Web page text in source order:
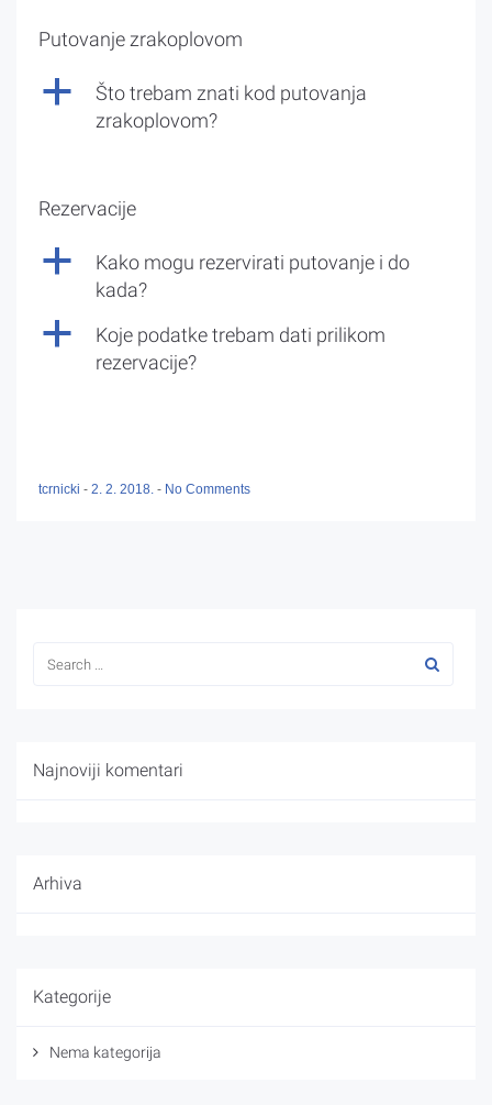
Putovanje zrakoplovom
a
Što trebam znati kod putovanja
zrakoplovom?
Rezervacije
a
Kako mogu rezervirati putovanje i do
kada?
a
Koje podatke trebam dati prilikom
rezervacije?
tcrnicki - 2. 2. 2018. - No Comments
Najnoviji komentari
Arhiva
Kategorije
Nema kategorija